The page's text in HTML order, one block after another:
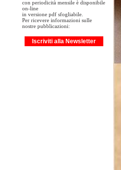
con periodicità mensile è disponibile
on-line
in versione pdf sfogliabile.
Per ricevere informazioni sulle
nostre pubblicazioni:
Iscriviti alla Newsletter